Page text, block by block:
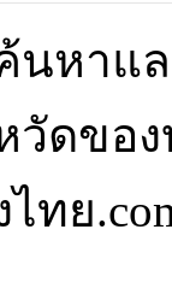
นหาแ
วัดขอ
ย